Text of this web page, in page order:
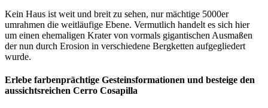
Kein Haus ist weit und breit zu sehen, nur mächtige 5000er
umrahmen die weitläufige Ebene. Vermutlich handelt es sich hier
um einen ehemaligen Krater von vormals gigantischen Ausmaßen
der nun durch Erosion in verschiedene Bergketten aufgegliedert
wurde.
Erlebe farbenprächtige Gesteinsformationen und besteige den
aussichtsreichen Cerro Cosapilla